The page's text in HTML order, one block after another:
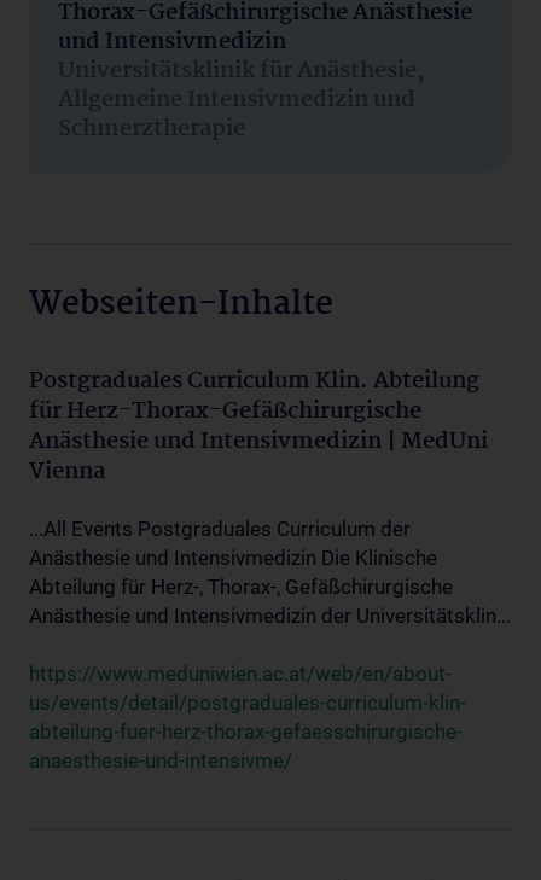
Thorax-Gefäßchirurgische Anästhesie
und Intensivmedizin
Universitätsklinik für Anästhesie,
Allgemeine Intensivmedizin und
Schmerztherapie
Webseiten-Inhalte
Postgraduales Curriculum Klin. Abteilung
für Herz-Thorax-Gefäßchirurgische
Anästhesie und Intensivmedizin | MedUni
Vienna
...All Events Postgraduales Curriculum der
Anästhesie und Intensivmedizin Die Klinische
Abteilung für Herz-, Thorax-, Gefäßchirurgische
Anästhesie und Intensivmedizin der Universitätsklin...
https://www.meduniwien.ac.at/web/en/about-
us/events/detail/postgraduales-curriculum-klin-
abteilung-fuer-herz-thorax-gefaesschirurgische-
anaesthesie-und-intensivme/